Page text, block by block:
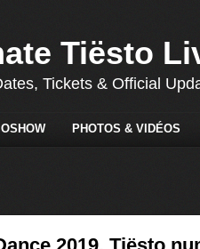
Tiësto
Tickets & Official
PHOTOS & VIDÉOS